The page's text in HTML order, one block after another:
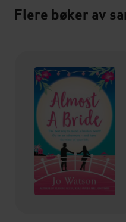
Flere bøker av